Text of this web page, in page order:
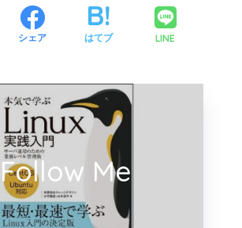
シェア はてブ LINE
Follow Me